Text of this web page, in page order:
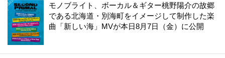
モノブライト、ボーカル＆ギター桃野陽介の故郷
である北海道・別海町をイメージして制作した楽
曲「新しい海」MVが本日8月7日（金）に公開